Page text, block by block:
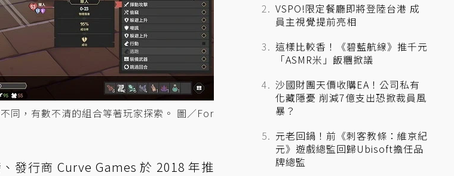
同，有數不清的組合等著玩家探索。 圖／For
發行商 Curve Games 於 2018 年推
VSPO!限定餐廳即將登陸台港 成
員主視覺提前亮相
這樣比較香！《碧藍航線》推千元
「ASMR米」飯糰掀議
沙國財團天價收購EA！公司私有
化藏隱憂 削減7億支出恐掀裁員風
暴？
元老回鍋！前《刺客教條：維京紀
元》遊戲總監回歸Ubisoft擔任品
牌總監